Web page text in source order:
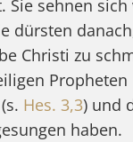
Sie sehnen
dürsten
Christi zu
Propheten
Hes. 3,3) und
haben.